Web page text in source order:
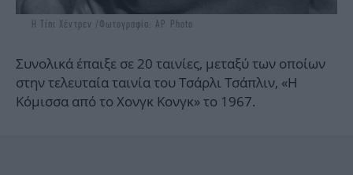
H Τίπι Χέντρεν /Φωτογραφία: AP Photo
Συνολικά έπαιξε σε 20 ταινίες, μεταξύ των οποίων
στην τελευταία ταινία του Τσάρλι Τσάπλιν, «Η
Κόμισσα από το Χονγκ Κονγκ» το 1967.